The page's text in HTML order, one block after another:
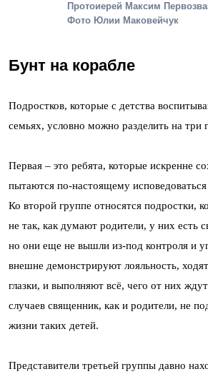
Протоиерей Максим
Фото Юлии Маковейчук
Бунт на корабле
Подростков, которые с детства
семьях, условно можно разделить на три
Первая – это ребята, которые искренне
пытаются по-настоящему
Ко второй группе относятся подростки,
не так, как думают родители, у них есть
но они еще не вышли из-под контроля и
внешне демонстрируют лояльность,
глазки, и выполняют всё, чего от них
случаев священник, как и родители, не
жизни таких детей.
Представители третьей группы давно